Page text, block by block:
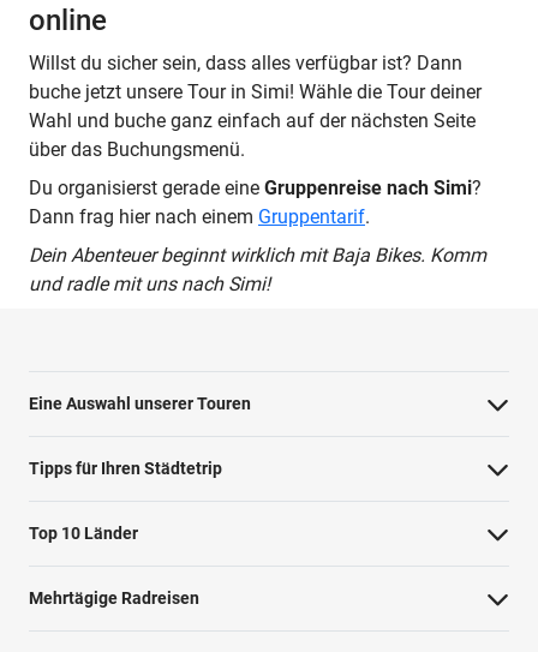
online
Willst du sicher sein, dass alles verfügbar ist? Dann
buche jetzt unsere Tour in Simi! Wähle die Tour deiner
Wahl und buche ganz einfach auf der nächsten Seite
über das Buchungsmenü.
Du organisierst gerade eine Gruppenreise nach Simi?
Dann frag hier nach einem Gruppentarif.
Dein Abenteuer beginnt wirklich mit Baja Bikes. Komm
und radle mit uns nach Simi!
Eine Auswahl unserer Touren
Barcelona Highlights Tour
Berlin Highlights Tour
Highlights von Paris
Private Tour Tallinn
Rom mit dem Fahrrad
Tipps für Ihren Städtetrip
Strände bei Athen
Barcelonas Stadtteile
Nahverkehr in Dublin
Top 10 Länder
Niederlande
Deutschland
Mehrtägige Radreisen